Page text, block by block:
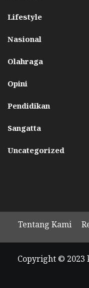
Lifestyle
Nasional
Olahraga
Opini
Pendidikan
Sangatta
Uncategorized
Tentang Kami
Copyright © 2023